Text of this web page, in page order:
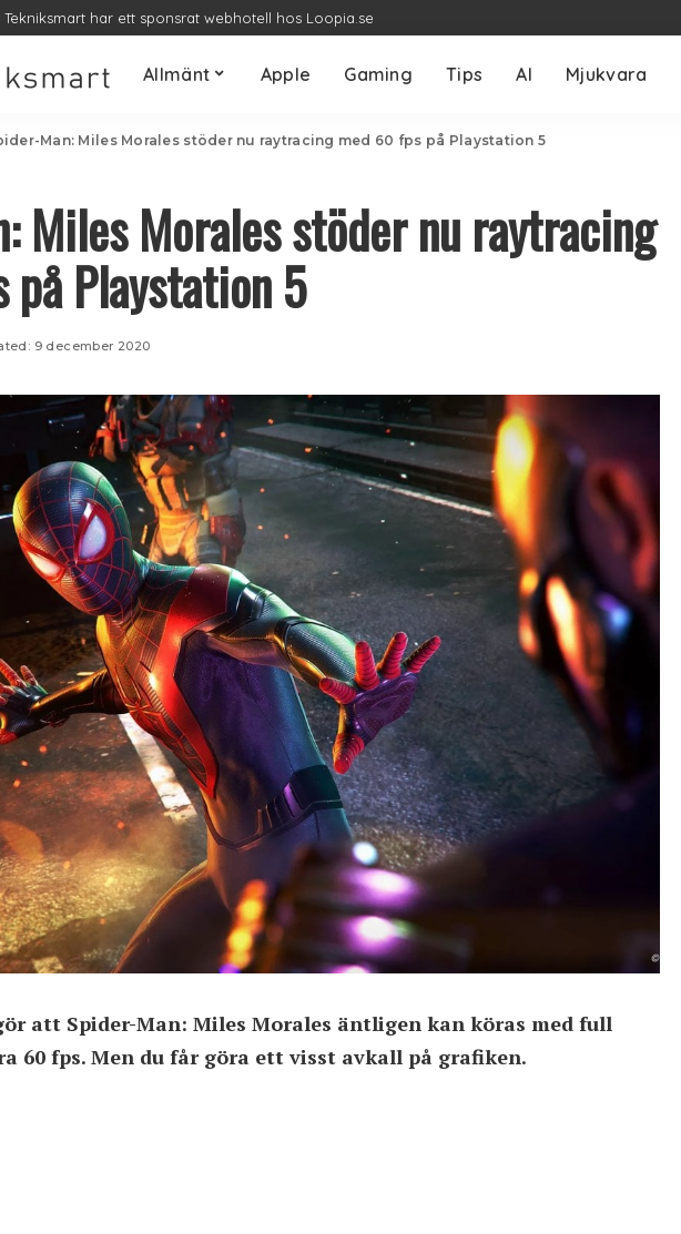
Tekniksmart har ett sponsrat webhotell hos Loopia.se
Allmänt Apple Gaming Tips AI Mjukvara
Man: Miles Morales stöder nu raytracing med 60 fps på Playstation 5
Miles Morales stöder nu raytracing
Playstation 5
9 december 2020
att Spider-Man: Miles Morales äntligen kan köras med full
60 fps. Men du får göra ett visst avkall på grafiken.